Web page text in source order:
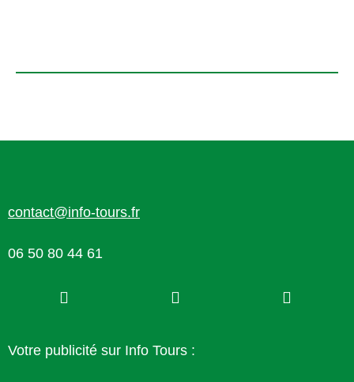
contact@info-tours.fr
06 50 80 44 61
Votre publicité sur Info Tours :